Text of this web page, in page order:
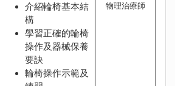
介紹輪椅基本結
構
學習正確的輪椅
操作及器械保養
要訣
輪椅操作示範及
物理治療師